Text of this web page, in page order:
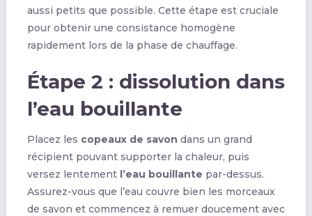
aussi petits que possible. Cette étape est cruciale
pour obtenir une consistance homogène
rapidement lors de la phase de chauffage.
Étape 2 : dissolution dans
l’eau bouillante
Placez les copeaux de savon dans un grand
récipient pouvant supporter la chaleur, puis
versez lentement l’eau bouillante par-dessus.
Assurez-vous que l’eau couvre bien les morceaux
de savon et commencez à remuer doucement avec